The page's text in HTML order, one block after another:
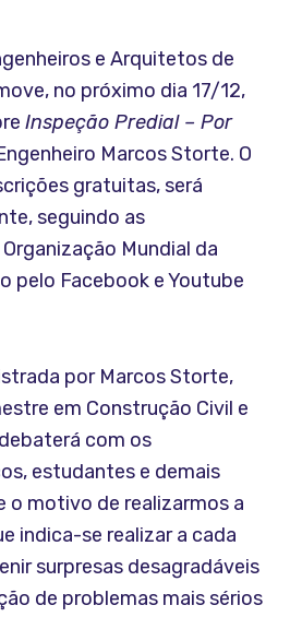
e Arquitetos de
no próximo dia 17/12,
Inspeção Predial – Por
Marcos Storte. O
gratuitas, será
seguindo as
Mundial da
pelo Facebook e Youtube
por Marcos Storte,
em Construção Civil e
com os
estudantes e demais
o motivo de realizarmos a
indica-se realizar a cada
surpresas desagradáveis
de problemas mais sérios